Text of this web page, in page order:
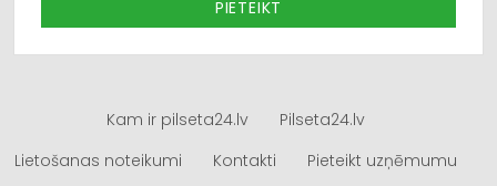
PIETEIKT
Kam ir pilseta24.lv
Pilseta24.lv
Lietošanas noteikumi
Kontakti Pieteikt uzņēmumu